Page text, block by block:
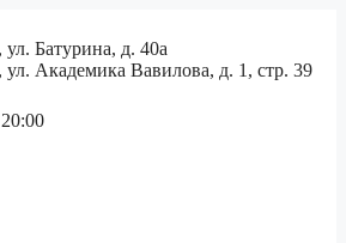
ул. Батурина, д. 40а
ул. Академика Вавилова, д. 1, стр. 39